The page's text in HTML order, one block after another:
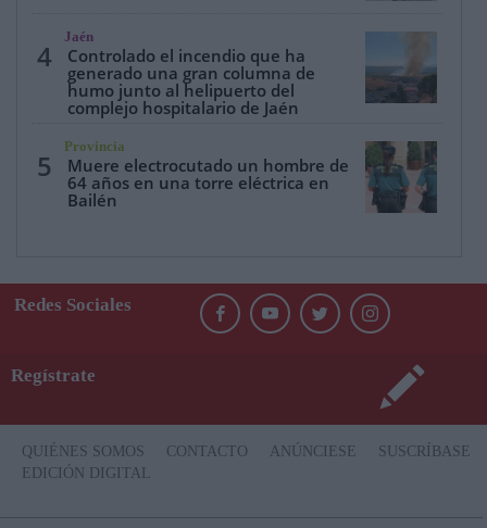
4
Jaén
Controlado el incendio que ha
generado una gran columna de
humo junto al helipuerto del
complejo hospitalario de Jaén
5
Provincia
Muere electrocutado un hombre de
64 años en una torre eléctrica en
Bailén
Redes Sociales
Regístrate
QUIÉNES SOMOS CONTACTO ANÚNCIESE
SUSCRÍBASE
EDICIÓN DIGITAL